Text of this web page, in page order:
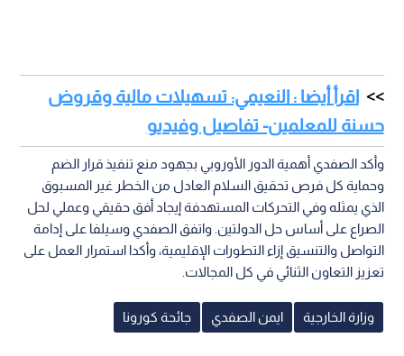
اقرأ أيضا : النعيمي: تسهيلات مالية وقروض
حسنة للمعلمين- تفاصيل وفيديو
وأكد الصفدي أهمية الدور الأوروبي بجهود منع تنفيذ قرار الضم
وحماية كل فرص تحقيق السلام العادل من الخطر غير المسبوق
الذي يمثله وفي التحركات المستهدفة إيجاد أفق حقيقي وعملي لحل
الصراع على أساس حل الدولتين. واتفق الصفدي وسيلفا على إدامة
التواصل والتنسيق إزاء التطورات الإقليمية، وأكدا استمرار العمل على
تعزيز التعاون الثنائي في كل المجالات.
وزارة الخارجية ايمن الصفدي جائحة كورونا